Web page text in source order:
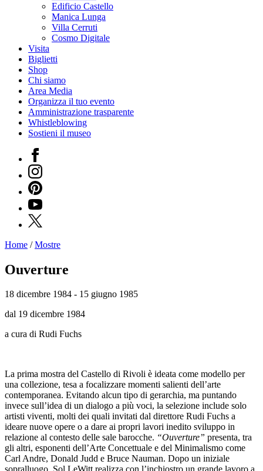
Edificio Castello
Manica Lunga
Villa Cerruti
Cosmo Digitale
Visita
Biglietti
Shop
Chi siamo
Area Media
Organizza il tuo evento
Amministrazione trasparente
Whistleblowing
Sostieni il museo
Facebook
Instagram
Pinterest
YouTube
X
Eventi
del
Cosmo
Collezione
Educazione
News
Dipartimento
Educazione
Formazione
e
Ricerca
Famiglie
Scuole
Visite
Home /Mostre
Ouverture
18 dicembre 1984 - 15 giugno 1985
dal 19 dicembre 1984
a cura di Rudi Fuchs
La prima mostra del Castello di Rivoli è ideata come modello per
una collezione, tesa a focalizzare momenti salienti dell’arte
contemporanea. Evitando alcun tipo di gerarchia, ma puntando
invece sull’idea di un dialogo a più voci, la selezione include solo
artisti viventi, molti dei quali invitati dal direttore Rudi Fuchs a
ideare nuove opere o a dare ai propri lavori inedito sviluppo in
relazione al contesto delle sale barocche. “Ouverture” presenta, tra
gli altri, esponenti dell’Arte Concettuale e del Minimalismo come
Carl Andre, Donald Judd e Bruce Nauman. Dopo un iniziale